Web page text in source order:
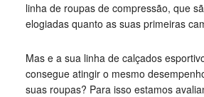
linha de roupas de compressão, que
elogiadas quanto as suas primeiras
Mas e a sua linha de calçados
consegue atingir o mesmo
suas roupas? Para isso estamos